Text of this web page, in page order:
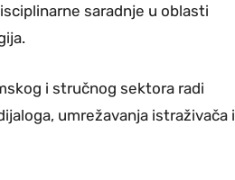
saradnje u oblasti
i stručnog sektora radi
umrežavanja istraživača i